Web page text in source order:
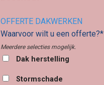
OFFERTE DAKWERKEN
Waarvoor wilt u een offerte?*
Meerdere selecties mogelijk.
Dak herstelling
Stormschade